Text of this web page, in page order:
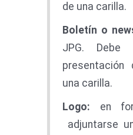
de una carilla.
Boletín o
JPG.
una carilla.
Logo:
en
adjuntarse